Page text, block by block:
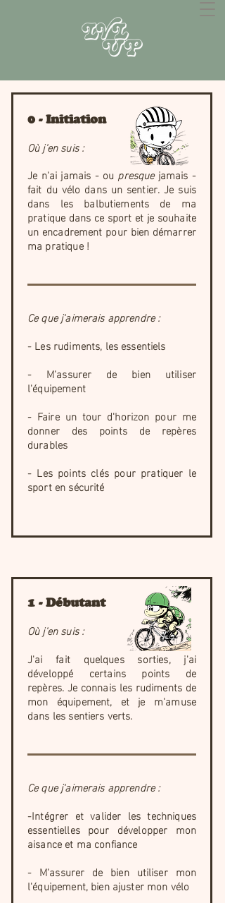
0 - Initiation
Où j'en suis :
Je n'ai jamais - ou presquejamais -
fait du vélo dans un sentier. Je suis
dans les balbutiements de ma
pratique dans ce sport et je souhaite
un encadrement pour bien démarrer
ma pratique !
Ce que j'aimerais apprendre :
- Les rudiments, les essentiels
- M'assurer de bien utiliser
l'équipement
- Faire un tour d'horizon pour me
donner des points de repères
durables
- Les points clés pour pratiquer le
sport en sécurité
1 - Débutant
Où j'en suis :
J'ai fait quelques sorties, j'ai
développé certains points de
repères. Je connais les rudiments de
mon équipement, et je m'amuse
dans les sentiers verts.
Ce que j'aimerais apprendre :
-Intégrer et valider les techniques
essentielles pour développer mon
aisance et ma confiance
- M'assurer de bien utiliser mon
l'équipement, bien ajuster mon vélo